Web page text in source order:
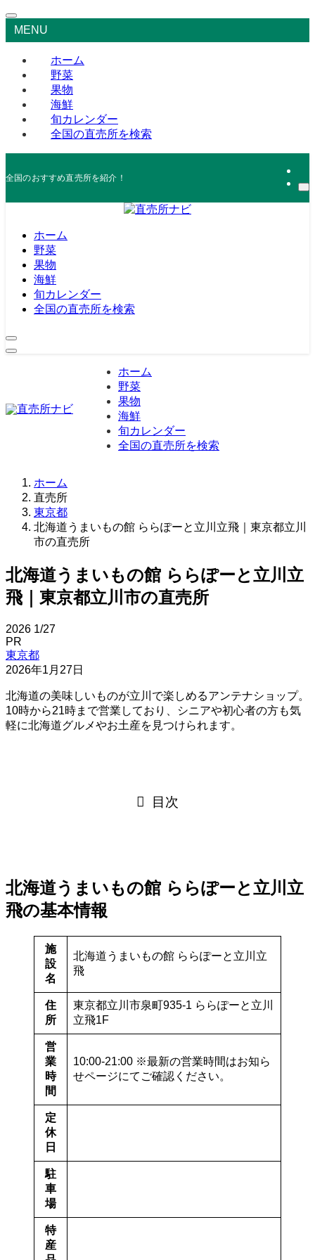
MENU
ホーム
野菜
果物
海鮮
旬カレンダー
全国の直売所を検索
全国のおすすめ直売所を紹介！
ホーム
野菜
果物
海鮮
旬カレンダー
全国の直売所を検索
ホーム
野菜
果物
海鮮
旬カレンダー
全国の直売所を検索
ホーム
直売所
東京都
北海道うまいもの館 ららぽーと立川立飛｜東京都立川
市の直売所
北海道うまいもの館 ららぽーと立川立
飛｜東京都立川市の直売所
2026 1/27
PR
東京都
2026年1月27日
北海道の美味しいものが立川で楽しめるアンテナショップ。
10時から21時まで営業しており、シニアや初心者の方も気
軽に北海道グルメやお土産を見つけられます。
目次
北海道うまいもの館 ららぽーと立川立
飛の基本情報
施
設
名
北海道うまいもの館 ららぽーと立川立
飛
住
所
東京都立川市泉町935-1 ららぽーと立川
立飛1F
営
業
時
間
10:00-21:00 ※最新の営業時間はお知ら
せページにてご確認ください。
定
休
日
駐
車
場
特
産